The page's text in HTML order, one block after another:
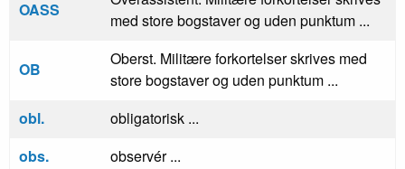
OASS
med store bogstaver og uden punktum ...
OB
Oberst. Militære forkortelser skrives med
store bogstaver og uden punktum ...
obl.
obligatorisk ...
obs.
observér ...